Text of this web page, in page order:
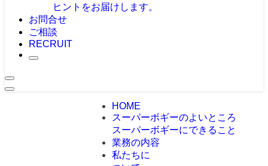
ヒントをお届けします。
お問合せ
ご相談
RECRUIT
HOME
スーパーボギーのよいところ
スーパーボギーにできること
業務の内容
私たちに